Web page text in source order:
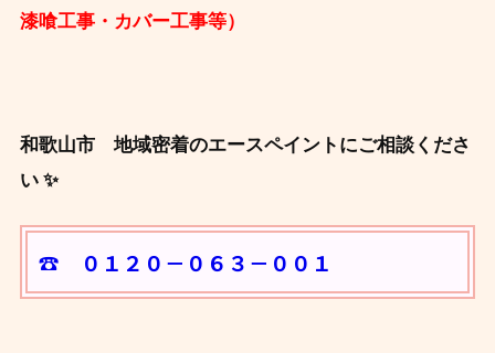
漆喰工事・カバー工事等）
和歌山市 地域密着のエースペイントにご相談くださ
い ✨
☎ ０１２０－０６３－００１